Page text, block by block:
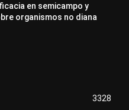
en semicampo y
organismos no diana
3328